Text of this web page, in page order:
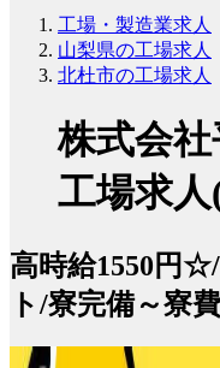
工場・製造業求人
山梨県の工場求人
北杜市の工場求人
株式会
工場求人
高時給1550円
ト/寮完備～寮